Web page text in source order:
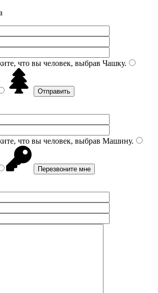
что вы человек, выбрав Чашку.
что вы человек, выбрав Машину.